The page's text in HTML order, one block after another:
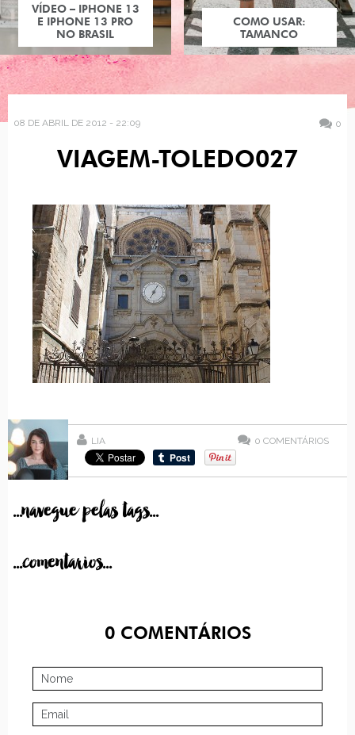
VÍDEO – IPHONE 13
E IPHONE 13 PRO
NO BRASIL
COMO USAR:
TAMANCO
08 DE ABRIL DE 2012 - 22:09 0
VIAGEM-TOLEDO027
LIA 0 COMENTÁRIOS
...navegue pelas tags...
...comentarios...
0COMENTÁRIOS